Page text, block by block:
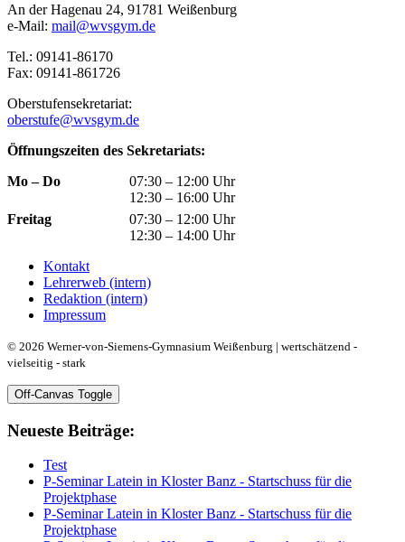
An der Hagenau 24, 91781 Weißenburg
e-Mail: mail@wvsgym.de
Tel.: 09141-86170
Fax: 09141-861726
Oberstufensekretariat:
oberstufe@wvsgym.de
Öffnungszeiten des Sekretariats:
Mo – Do
07:30 – 12:00 Uhr
12:30 – 16:00 Uhr
Freitag
07:30 – 12:00 Uhr
12:30 – 14:00 Uhr
Kontakt
Lehrerweb (intern)
Redaktion (intern)
Impressum
© 2026 Werner-von-Siemens-Gymnasium Weißenburg | wertschätzend -
vielseitig - stark
Off-Canvas Toggle
Neueste Beiträge:
Test
P-Seminar Latein in Kloster Banz - Startschuss für die
Projektphase
P-Seminar Latein in Kloster Banz - Startschuss für die
Projektphase